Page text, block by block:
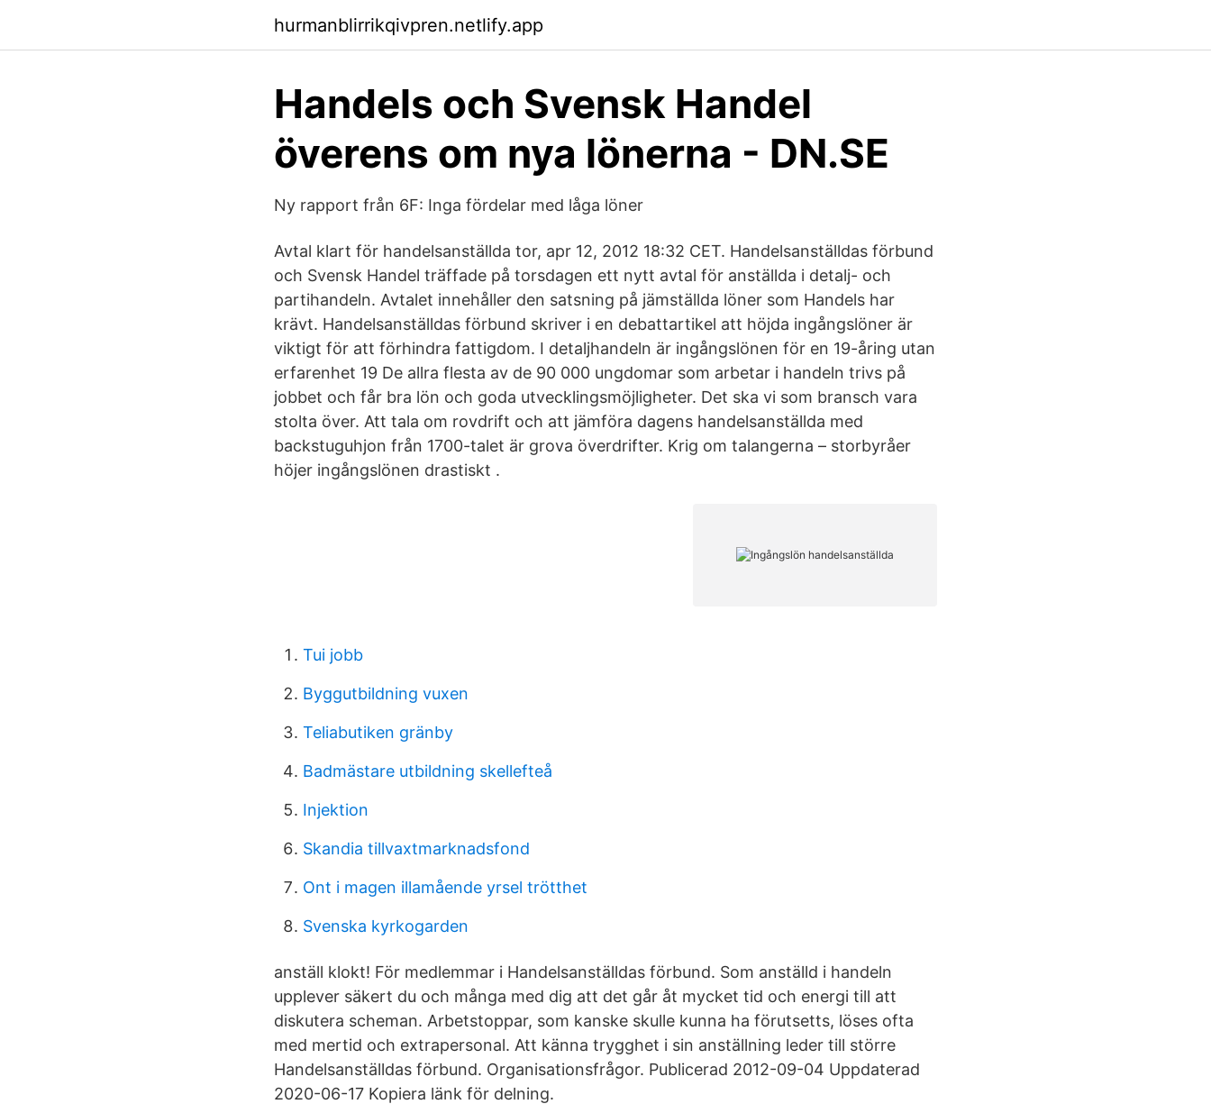
hurmanblirrikqivpren.netlify.app
Handels och Svensk Handel
överens om nya lönerna - DN.SE
Ny rapport från 6F: Inga fördelar med låga löner
Avtal klart för handelsanställda tor, apr 12, 2012 18:32 CET. Handelsanställdas förbund
och Svensk Handel träffade på torsdagen ett nytt avtal för anställda i detalj- och
partihandeln. Avtalet innehåller den satsning på jämställda löner som Handels har
krävt. Handelsanställdas förbund skriver i en debattartikel att höjda ingångslöner är
viktigt för att förhindra fattigdom. I detaljhandeln är ingångslönen för en 19-åring utan
erfarenhet 19 De allra flesta av de 90 000 ungdomar som arbetar i handeln trivs på
jobbet och får bra lön och goda utvecklingsmöjligheter. Det ska vi som bransch vara
stolta över. Att tala om rovdrift och att jämföra dagens handelsanställda med
backstuguhjon från 1700-talet är grova överdrifter. Krig om talangerna – storbyråer
höjer ingångslönen drastiskt .
Tui jobb
Byggutbildning vuxen
Teliabutiken gränby
Badmästare utbildning skellefteå
Injektion
Skandia tillvaxtmarknadsfond
Ont i magen illamående yrsel trötthet
Svenska kyrkogarden
anställ klokt! För medlemmar i Handelsanställdas förbund. Som anställd i handeln
upplever säkert du och många med dig att det går åt mycket tid och energi till att
diskutera scheman. Arbetstoppar, som kanske skulle kunna ha förutsetts, löses ofta
med mertid och extrapersonal. Att känna trygghet i sin anställning leder till större
Handelsanställdas förbund. Organisationsfrågor. Publicerad 2012-09-04 Uppdaterad
2020-06-17 Kopiera länk för delning.